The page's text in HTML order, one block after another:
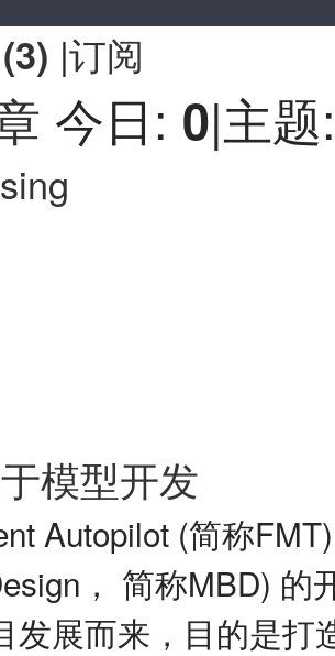
(3) |订阅
今日: 0|主
模型开发
Autopilot (简称
， 简称MBD)
发展而来，目的是